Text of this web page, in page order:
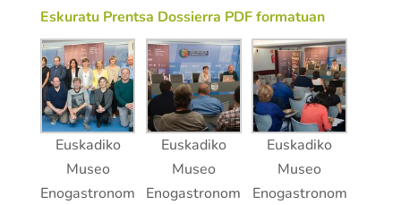
Eskuratu Prentsa Dossierra PDF formatuan
Euskadiko
Museo
Enogastronom
Euskadiko
Museo
Enogastronom
Euskadiko
Museo
Enogastronom